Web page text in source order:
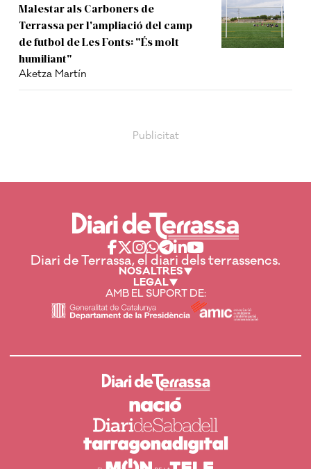
Malestar als Carboners de
Terrassa per l'ampliació del camp
de futbol de Les Fonts: "És molt
humiliant"
Aketza Martín
Diari de Terrassa, el diari dels terrassencs.
NOSALTRES
LEGAL
AMB EL SUPORT DE: